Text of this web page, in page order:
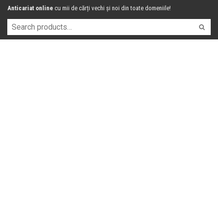
Anticariat online cu mii de cărți vechi și noi din toate domeniile!